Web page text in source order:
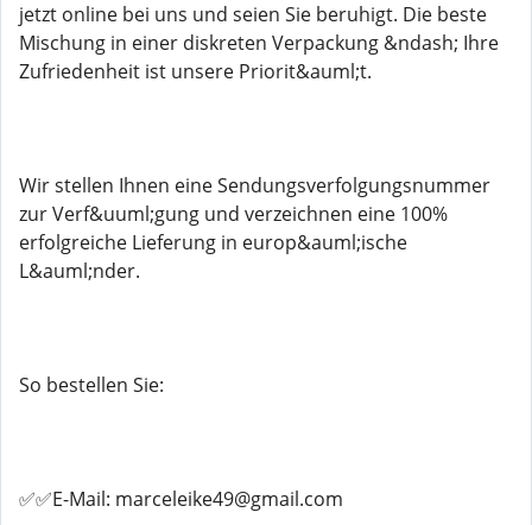
jetzt online bei uns und seien Sie beruhigt. Die beste
Mischung in einer diskreten Verpackung &ndash; Ihre
Zufriedenheit ist unsere Priorit&auml;t.
Wir stellen Ihnen eine Sendungsverfolgungsnummer
zur Verf&uuml;gung und verzeichnen eine 100%
erfolgreiche Lieferung in europ&auml;ische
L&auml;nder.
So bestellen Sie:
✅✅E-Mail: marceleike49@gmail.com